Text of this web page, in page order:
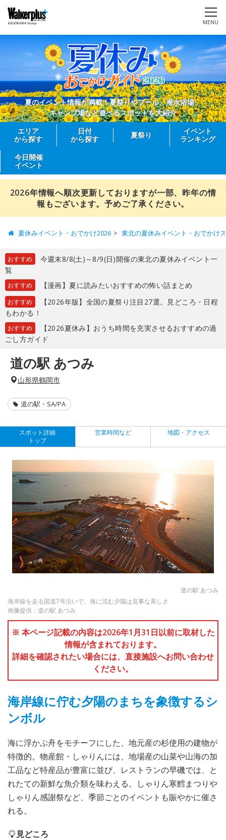
MENU
夏のイベント情報が満載！夏祭りやプール、海水浴場、
キャンプ場など遊べるスポットを大紹介
エリア
から探す
日付
から探す
夏祭り
イベント
ランキング
今日開催
イベント
2026年情報へ順次更新しておりますが一部、昨年の情
報もございます。予めご了承ください。
夏休みイベント・おでかけ2026 東北の夏休みイベント・おでかけ
おすすめ
今週末8/8(土)～8/9(日)開催の東北の夏休みイベント一
覧
おすすめ 【漫画】夏に読みたいおすすめの怖い話まとめ
おすすめ
【2026年版】全国の夏祭り注目27選。見どころ・日程
もわかる！
おすすめ
【2026夏休み】おうち時間を充実させるおすすめの過
ごし方ガイド
道の駅 あつみ
山形県鶴岡市
道の駅・SA/PA
スポット詳細
トップ
営業時間など 地図・アクセス
道の駅 あつみ
海岸線を走る国道7号沿いで、海に沈む夕陽は見事な美しさ
画像提供：道の駅 あつみ
※ 本ページ記載の内容は2026年1月31日以前に取材した
情報が含まれております。
詳細を確認されたい場合には、直接施設へお問い合わせ
ください。
海岸線に佇む夕陽のまちを象徴するシ
ンボル
海に浮かぶ舟をモチーフにした、地元産の杉使用の建物が
特徴的。物産館・しゃりんには、地場産の山菜や山海の加
工品など特産品が豊富に並び、レストランの早磯では、と
れたての新鮮な魚介類を味わえる。しゃりん寒鱈まつりや
しゃりん感謝祭など、季節ごとのイベントも賑やかに催さ
れる。
見どころ